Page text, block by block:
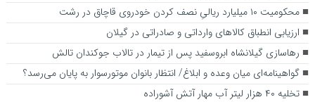
محکومیت ۱۰ میلیارد ریالیِ نصف کردن خودروی قاچاق در رشت
ارزیابی انطباق کالا‌های وارداتی و صادراتی در گیلان
رهاسازی گیلانشاه ابروسفید پس از تیمار در تالاب جوکندان تالش
گواهینامه‌ای میان وعده و ابلاغ/ انتظار بانوان موتورسوار به پایان می‌رسد؟
تخلیه ۴۰ هزار لیتر آب مهار آتش آشوراده